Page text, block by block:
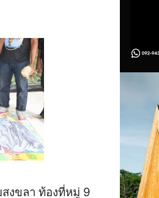
งขลา ท้องที่หมู่ 9